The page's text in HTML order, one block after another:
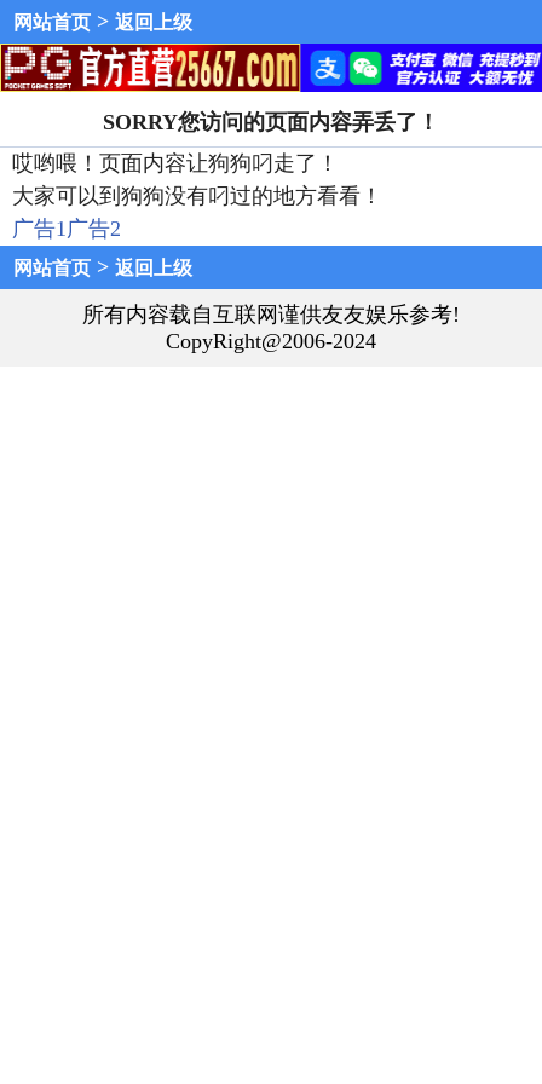
网站首页 > 返回上级
SORRY您访问的页面内容弄丢了！
哎哟喂！页面内容让狗狗叼走了！
大家可以到狗狗没有叼过的地方看看！
广告1广告2
网站首页 > 返回上级
所有内容载自互联网谨供友友娱乐参考!
CopyRight@2006-2024